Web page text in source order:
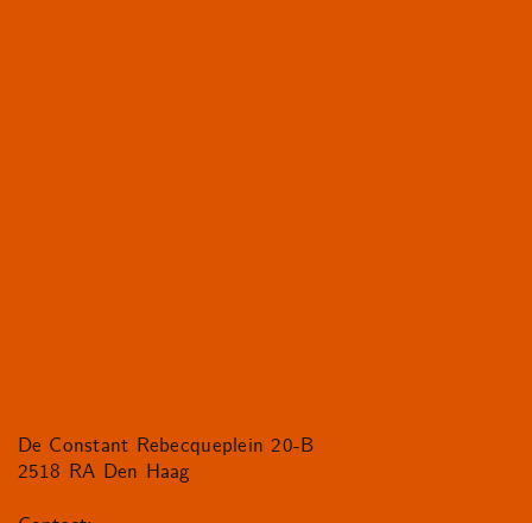
De Constant Rebecqueplein 20-B
2518 RA Den Haag